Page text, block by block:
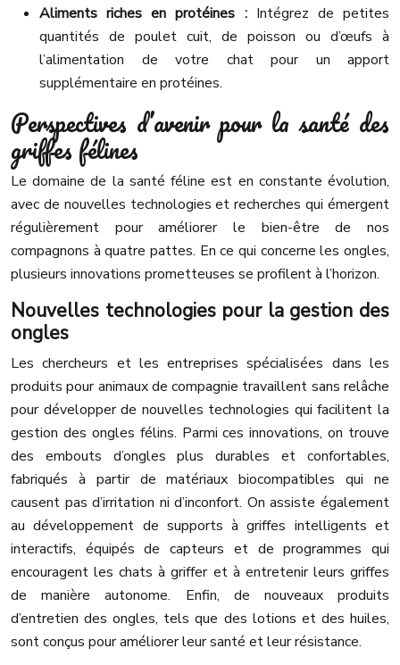
Aliments riches en protéines : Intégrez de petites
quantités de poulet cuit, de poisson ou d’œufs à
l’alimentation de votre chat pour un apport
supplémentaire en protéines.
Perspectives d’avenir pour la santé des
griffes félines
Le domaine de la santé féline est en constante évolution,
avec de nouvelles technologies et recherches qui émergent
régulièrement pour améliorer le bien-être de nos
compagnons à quatre pattes. En ce qui concerne les ongles,
plusieurs innovations prometteuses se profilent à l’horizon.
Nouvelles technologies pour la gestion des
ongles
Les chercheurs et les entreprises spécialisées dans les
produits pour animaux de compagnie travaillent sans relâche
pour développer de nouvelles technologies qui facilitent la
gestion des ongles félins. Parmi ces innovations, on trouve
des embouts d’ongles plus durables et confortables,
fabriqués à partir de matériaux biocompatibles qui ne
causent pas d’irritation ni d’inconfort. On assiste également
au développement de supports à griffes intelligents et
interactifs, équipés de capteurs et de programmes qui
encouragent les chats à griffer et à entretenir leurs griffes
de manière autonome. Enfin, de nouveaux produits
d’entretien des ongles, tels que des lotions et des huiles,
sont conçus pour améliorer leur santé et leur résistance.